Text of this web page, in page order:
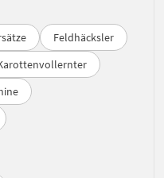
Feldhäcksler